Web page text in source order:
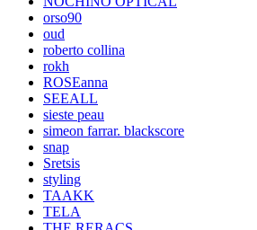
orso90
oud
roberto collina
rokh
ROSEanna
SEEALL
sieste peau
simeon farrar. blackscore
snap
Sretsis
styling
TAAKK
TELA